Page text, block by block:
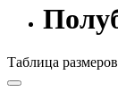
Таблица